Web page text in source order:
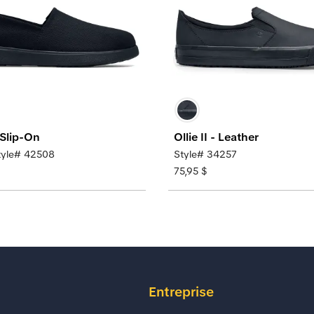
On
42508
Ollie II - Leather
Style# 34257
75,95 $
Entreprise